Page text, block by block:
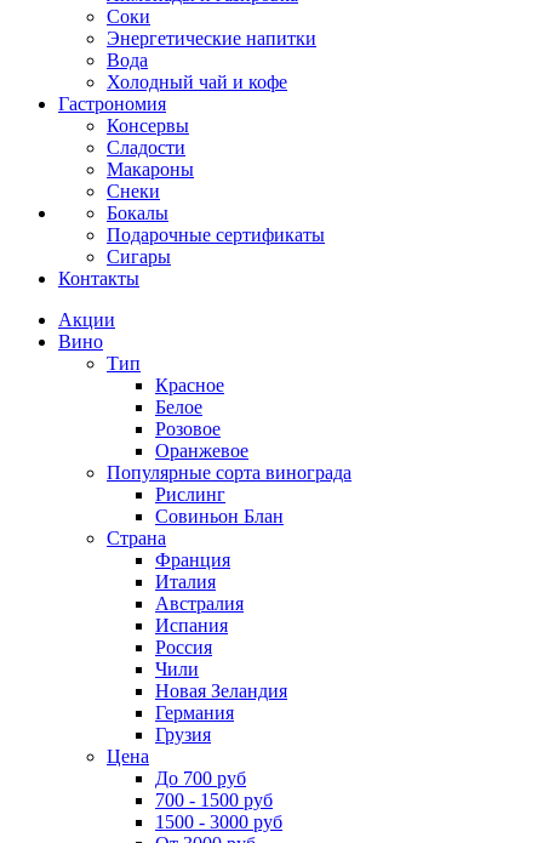
Соки
Энергетические напитки
Вода
Холодный чай и кофе
Гастрономия
Консервы
Сладости
Макароны
Снеки
Бокалы
Подарочные сертификаты
Сигары
Контакты
Акции
Вино
Тип
Красное
Белое
Розовое
Оранжевое
Популярные сорта винограда
Рислинг
Совиньон Блан
Страна
Франция
Италия
Австралия
Испания
Россия
Чили
Новая Зеландия
Германия
Грузия
Цена
До 700 руб
700 - 1500 руб
1500 - 3000 руб